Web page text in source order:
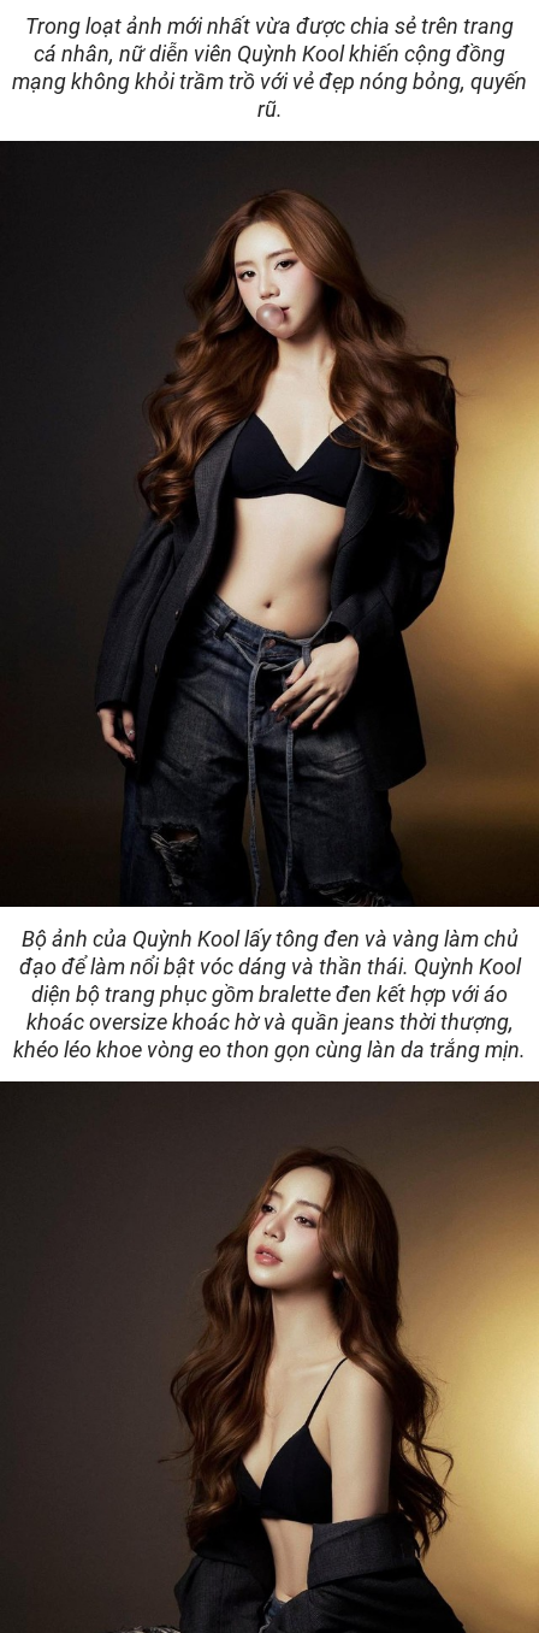
Trong loạt ảnh mới nhất vừa được chia sẻ trên trang
cá nhân, nữ diễn viên Quỳnh Kool khiến cộng đồng
mạng không khỏi trầm trồ với vẻ đẹp nóng bỏng, quyến
rũ.
Bộ ảnh của Quỳnh Kool lấy tông đen và vàng làm chủ
đạo để làm nổi bật vóc dáng và thần thái. Quỳnh Kool
diện bộ trang phục gồm bralette đen kết hợp với áo
khoác oversize khoác hờ và quần jeans thời thượng,
khéo léo khoe vòng eo thon gọn cùng làn da trắng mịn.